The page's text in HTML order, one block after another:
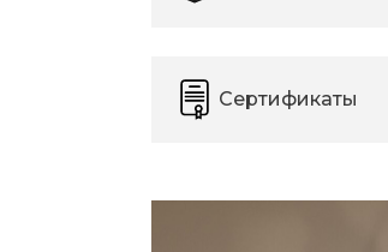
Сертификаты